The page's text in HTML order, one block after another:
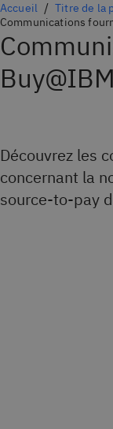
Accueil Titre de la
Communications
Buy@IBM
Découvrez les
concernant la
source-to-pay